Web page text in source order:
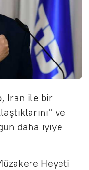
İran ile bir
ve
daha iyiye
Heyeti